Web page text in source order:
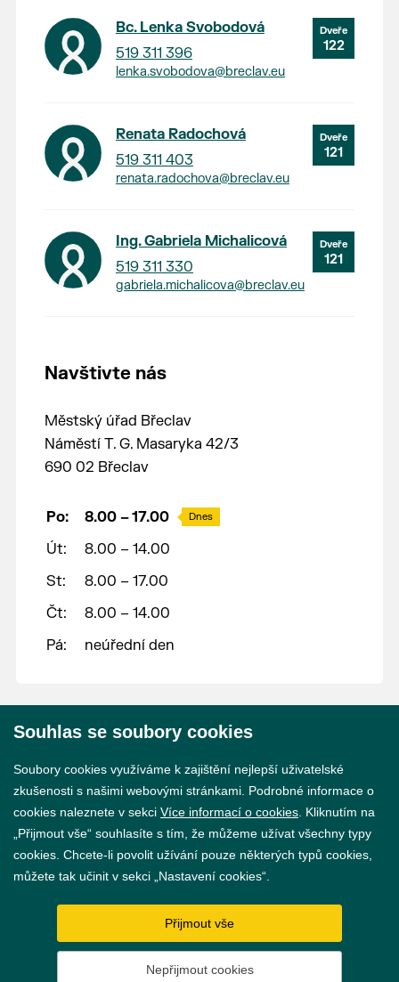
122
Bc. Lenka Svobodová
519 311 396
lenka.svobodova@breclav.eu
121
Renata Radochová
519 311 403
renata.radochova@breclav.eu
121
Ing. Gabriela Michalicová
519 311 330
gabriela.michalicova@breclav.eu
Navštivte nás
Městský úřad Břeclav
Náměstí T. G. Masaryka 42/3
690 02 Břeclav
Po: 8.00 – 17.00 Dnes
Út:
8.00 – 14.00
St:
8.00 – 17.00
Čt:
8.00 – 14.00
Pá:
neúřední den
GDPR
Nastavení cookies
Souhlas se soubory cookies
Soubory cookies využíváme k zajištění nejlepší uživatelské
zkušenosti s našimi webovými stránkami. Podrobné informace o
cookies naleznete v sekci Více informací o cookies . Kliknutím na
„Přijmout vše“ souhlasíte s tím, že můžeme užívat všechny typy
cookies. Chcete-li povolit užívání pouze některých typů cookies,
můžete tak učinit v sekci „Nastavení cookies“.
Přijmout vše
Nepřijmout cookies